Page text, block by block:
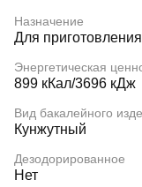
Назначение
Для
Энергетическая
899 кКал/3696 кДж
Вид бакалейного
Кунжутный
Дезодорированное
Нет